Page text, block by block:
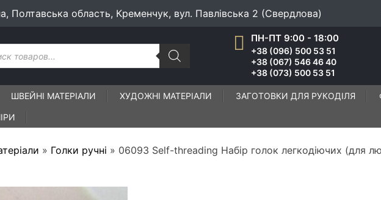
Полтавська область, Кременчук, вул. Павлівська 2 (Свердлова)
ПН-ПТ 9:00 - 18:00
+38 (096) 500 53 51
+38 (067) 546 46 40
+38 (073) 500 53 51
ШВЕЙНІ МАТЕРІАЛИ ХУДОЖНІ МАТЕРІАЛИ ЗАГОТОВКИ ДЛЯ РУКОДІЛЯ
» Голки ручні » 06093 Self-threading Набір голок легкодіючих (для